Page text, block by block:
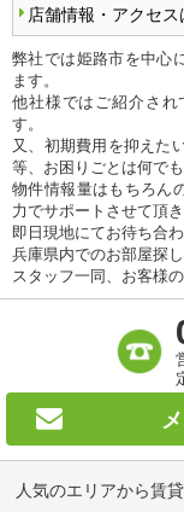
店舗情報・アクセス
弊社では姫路市を中心
ます。
他社様ではご紹介さ
す。
又、初期費用を抑えた
等、お困りごとは何で
物件情報量はもちろん
力でサポートさせて頂き
即日現地にてお待ち合
兵庫県内でのお部屋探
スタッフ一同、お客様
人気のエリアから賃